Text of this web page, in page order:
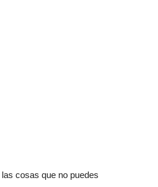
cosas que no puedes